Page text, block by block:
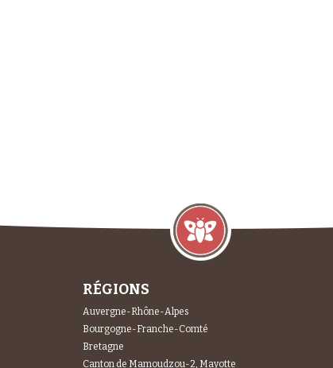
RÉGIONS
Auvergne-Rhône-Alpes
Bourgogne-Franche-Comté
Bretagne
Canton de Mamoudzou-2, Mayotte